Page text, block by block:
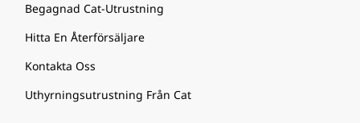
Begagnad Cat-Utrustning
Hitta En Återförsäljare
Kontakta Oss
Uthyrningsutrustning Från Cat